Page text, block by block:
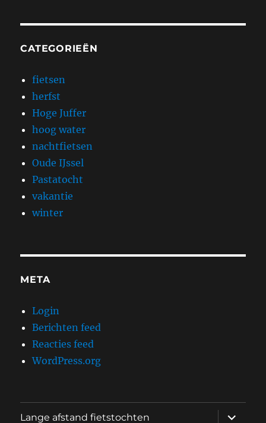
CATEGORIEËN
fietsen
herfst
Hoge Juffer
hoog water
nachtfietsen
Oude IJssel
Pastatocht
vakantie
winter
META
Login
Berichten feed
Reacties feed
WordPress.org
Lange afstand fietstochten